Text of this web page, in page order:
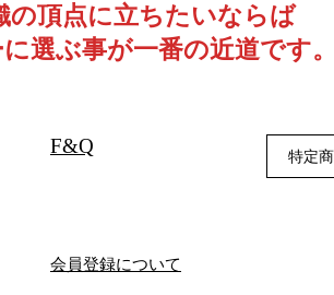
頂点に立ちたいならば
選ぶ事が一番の近道です。
F&Q 特定
会員登録について